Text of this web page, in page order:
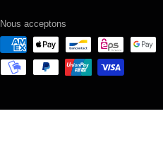
Nous acceptons